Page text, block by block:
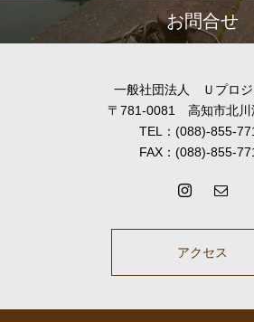
お問合せ
一般社団法人 Ｕプロジ
〒781-0081 高知市北川
TEL：(088)-855-
FAX：(088)-855-
アクセス